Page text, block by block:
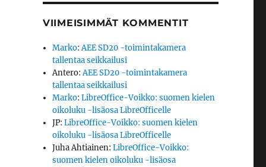
VIIMEISIMMÄT KOMMENTIT
Marko:AEE SD20 -toimintakamera
tallentaa seikkailusi
Antero:AEE SD20 -toimintakamera
tallentaa seikkailusi
Marko:LibreOffice-Voikko: suomen kielen
oikoluku -lisäosa LibreOfficelle
JP:LibreOffice-Voikko: suomen kielen
oikoluku -lisäosa LibreOfficelle
Juha Ahtiainen:LibreOffice-Voikko:
suomen kielen oikoluku -lisäosa